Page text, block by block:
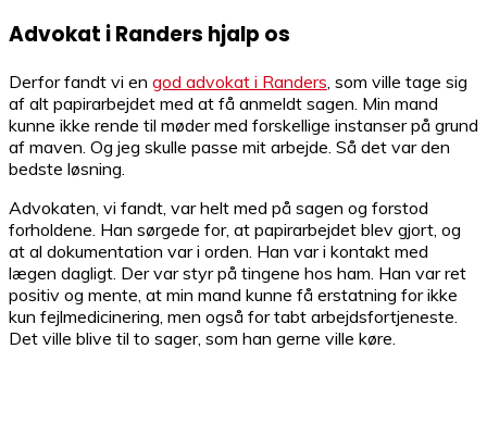
Advokat i Randers hjalp os
Derfor fandt vi en god advokat i Randers , som ville tage sig
af alt papirarbejdet med at få anmeldt sagen. Min mand
kunne ikke rende til møder med forskellige instanser på grund
af maven. Og jeg skulle passe mit arbejde. Så det var den
bedste løsning.
Advokaten, vi fandt, var helt med på sagen og forstod
forholdene. Han sørgede for, at papirarbejdet blev gjort, og
at al dokumentation var i orden. Han var i kontakt med
lægen dagligt. Der var styr på tingene hos ham. Han var ret
positiv og mente, at min mand kunne få erstatning for ikke
kun fejlmedicinering, men også for tabt arbejdsfortjeneste.
Det ville blive til to sager, som han gerne ville køre.